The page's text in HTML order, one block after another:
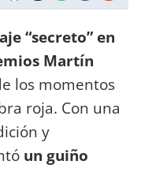
“secreto” en
Martín
los momentos
roja. Con una
y
un guiño